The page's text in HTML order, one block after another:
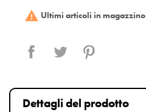
 Ultimi articoli in magazzino
Condividi Twitta
Dettagli del prodotto